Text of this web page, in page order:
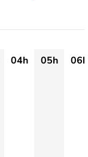
04h 05h
06h